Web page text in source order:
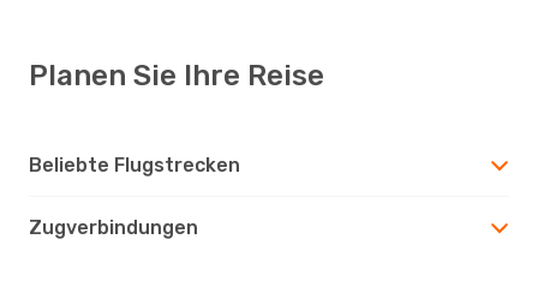
Planen Sie Ihre Reise
Beliebte Flugstrecken
Zugverbindungen